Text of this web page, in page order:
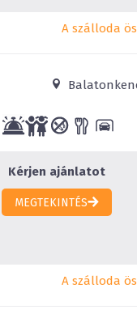
A szálloda
Kérjen ajánlatot
MEGTEKINTÉS
A szálloda